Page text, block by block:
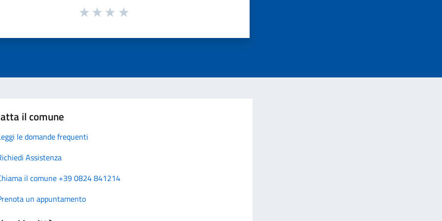
il comune
le domande frequenti
Assistenza
il comune +39 0824 841214
un appuntamento